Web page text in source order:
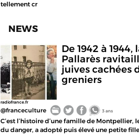
tellement cr
NEWS
radiofrance.fr
De 1942 à
Pallarès
juives cachées
greniers
@franceculture 3 ans
C’est l’histoire d’une famille de Montpellier,
du danger, a adopté puis élevé une petite